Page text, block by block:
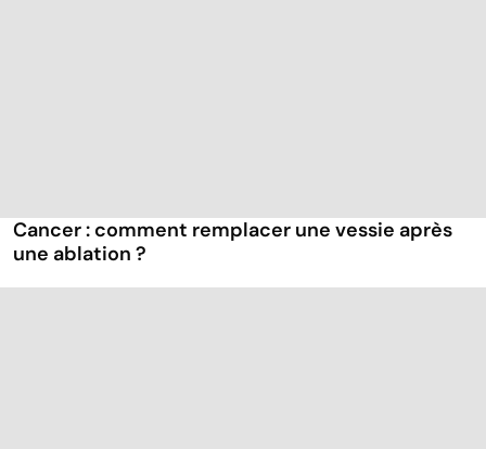
Cancer : comment remplacer une vessie après
une ablation ?